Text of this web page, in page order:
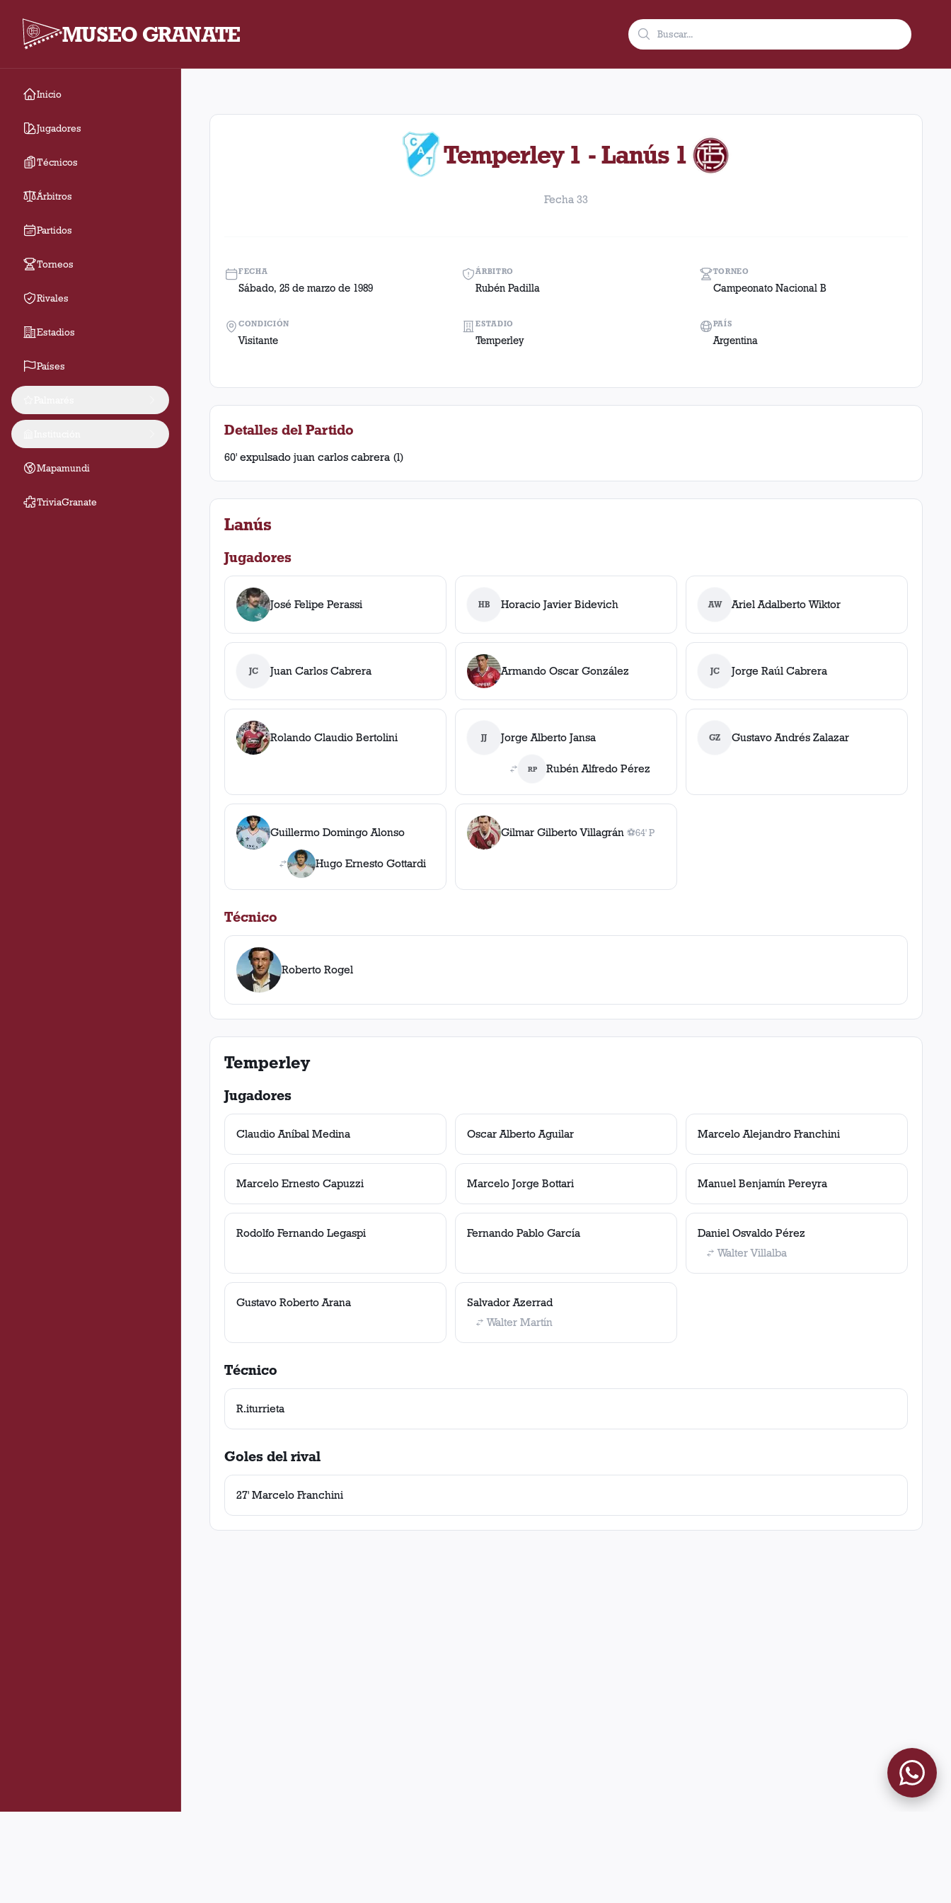
MUSEO GRANATE
Inicio
Jugadores
Técnicos
Árbitros
Partidos
Torneos
Rivales
Estadios
Países
Mapamundi
TriviaGranate
Fecha 33. Partido entre Lanús y Temperley disputado el Sábado, 25 de marzo de 1989 como visitante en el estadio Temperley (Argentina). El
Temperley 1 - Lanús 1
Fecha 33
FECHA
Sábado, 25 de marzo de 1989
ÁRBITRO
Rubén Padilla
TORNEO
Campeonato Nacional B
CONDICIÓN
Visitante
ESTADIO
Temperley
PAÍS
Argentina
Detalles del Partido
60' expulsado juan carlos cabrera (l)
Lanús
Jugadores
José Felipe Perassi HB Horacio Javier Bidevich AW Ariel Adalberto Wiktor
JC Juan Carlos Cabrera Armando Oscar González JC Jorge Raúl Cabrera
Rolando Claudio Bertolini JJ Jorge Alberto Jansa
RP Rubén Alfredo Pérez
GZ Gustavo Andrés Zalazar
Guillermo Domingo Alonso
Hugo Ernesto Gottardi
Gilmar Gilberto Villagrán ⚽
1gol , 64' P
64' P
Técnico
Roberto Rogel
Temperley
Jugadores
Claudio Aníbal Medina Oscar Alberto Aguilar Marcelo Alejandro Franchini
Marcelo Ernesto Capuzzi Marcelo Jorge Bottari Manuel Benjamín Pereyra
Rodolfo Fernando Legaspi Fernando Pablo García
Daniel Osvaldo Pérez
Walter Villalba
Gustavo Roberto Arana
Salvador Azerrad
Walter Martín
Técnico
R.iturrieta
Goles del rival
27' Marcelo Franchini